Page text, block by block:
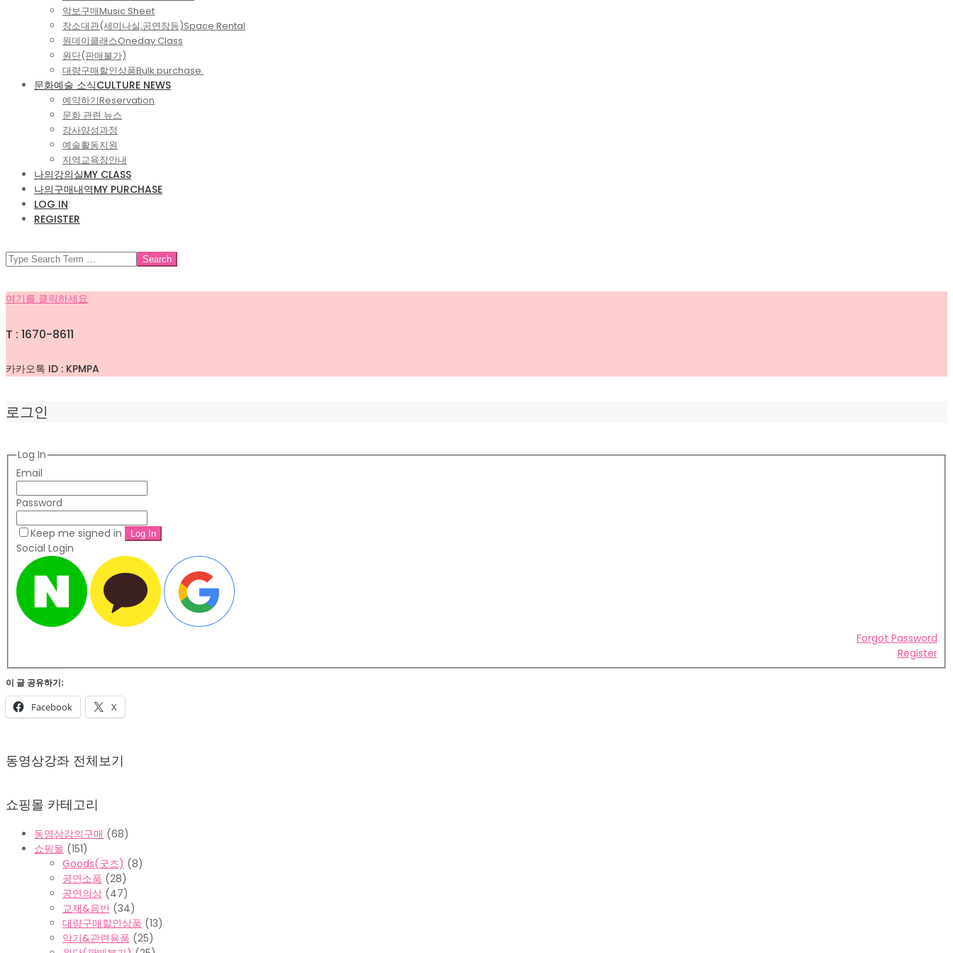
악보구매Music Sheet
장소대관(세미나실,공연장등)Space Rental
원데이클래스Oneday Class
원단(판매불가)
대량구매할인상품Bulk purchase.
문화예술 소식CULTURE NEWS
예약하기Reservation
문화 관련 뉴스
강사양성과정
예술활동지원
지역교육장안내
나의강의실MY CLASS
나의구매내역MY PURCHASE
LOG IN
REGISTER
SEARCH
여기를 클릭하세요
T : 1670-8611
카카오톡 ID : KPMPA
로그인
Log In
Email
Password
Keep me signed in
Social Login
Forgot Password
Register
이 글 공유하기:
Facebook X
02-
동영상강좌 전체보기
쇼핑몰 카테고리
동영상강의구매 (68)
쇼핑몰 (151)
Goods(굿즈) (8)
공연소품 (28)
공연의상 (47)
교재&음반 (34)
대량구매할인상품 (13)
악기&관련용품 (25)